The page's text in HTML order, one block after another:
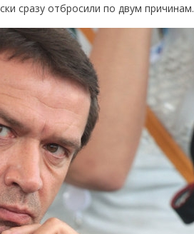
сразу отбросили по двум причинам.